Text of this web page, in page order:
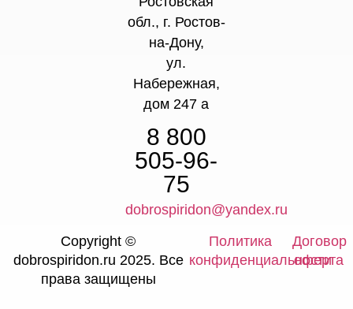
обл., г. Ростов-
на-Дону,
ул.
Набережная,
дом 247 а
8 800
505-96-
75
dobrospiridon@yandex.ru
Copyright ©
dobrospiridon.ru 2025. Все
права защищены
Политика
конфиденциальности
Договор
оферта